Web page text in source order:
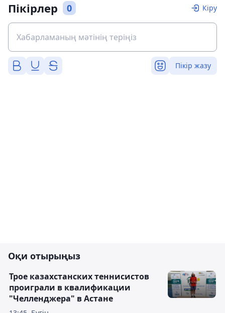
Пікірлер 0 Кіру
Пікір жазу
Оқи отырыңыз
Трое казахстанских теннисистов
проиграли в квалификации
"Челленджера" в Астане